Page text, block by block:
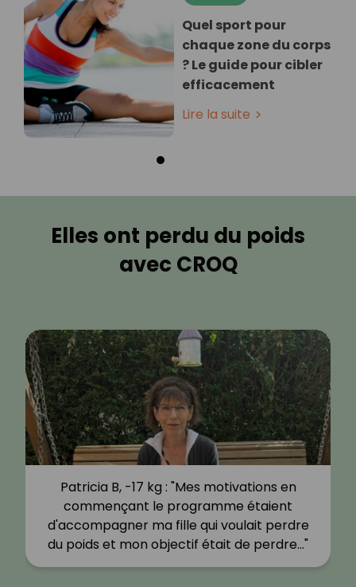
Quel sport pour
chaque zone du corps
? Le guide pour cibler
efficacement
Lire la suite
Elles ont perdu du poids
avec CROQ
Patricia B, -17 kg : "Mes motivations en
commençant le programme étaient
d'accompagner ma fille qui voulait perdre
du poids et mon objectif était de perdre…"